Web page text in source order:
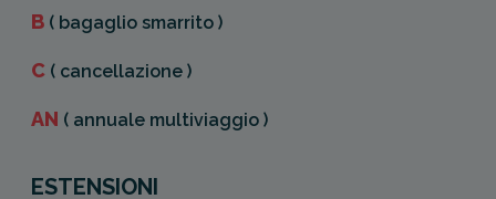
B ( bagaglio smarrito )
C ( cancellazione )
AN ( annuale multiviaggio )
ESTENSIONI